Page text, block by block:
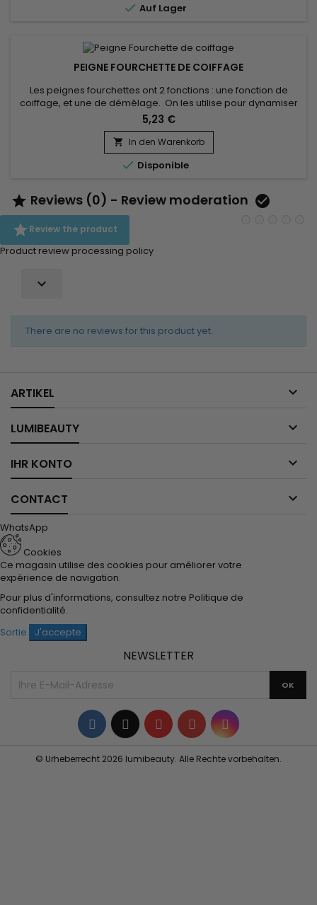
oder...
 Auf Lager
PEIGNE FOURCHETTE DE COIFFAGE
Les peignes fourchettes ont 2 fonctions : une fonction de
coiffage, et une de démêlage. On les utilise pour dynamiser
une mise en pli en touche finale ou pour tranformer des
boucles en waves. Vraiment idéal pour les chevelures
bouclées !
5,23 €
 In den Warenkorb
 Disponible
 Reviews (0) - Review moderation 
Review the product
Product review processing policy

There are no reviews for this product yet.
ARTIKEL 
LUMIBEAUTY 
IHR KONTO 
CONTACT 
WhatsApp
Cookies
Ce magasin utilise des cookies pour améliorer votre
expérience de navigation.
Pour plus d'informations, consultez notre Politique de
confidentialité.
Sortie
J'accepte
NEWSLETTER
Facebook
TwitterYouTubePinterestInstagram
© Urheberrecht 2026 lumibeauty. Alle Rechte vorbehalten.